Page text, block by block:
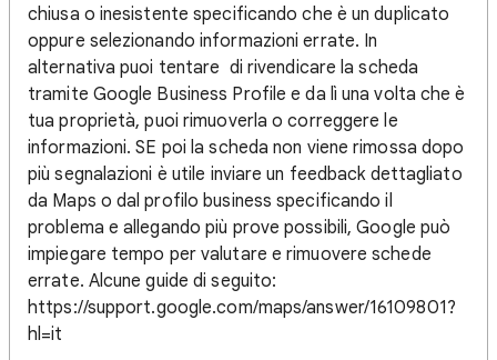
chiusa o inesistente specificando che è un duplicato
oppure selezionando informazioni errate. In
alternativa puoi tentare di rivendicare la scheda
tramite Google Business Profile e da lì una volta che è
tua proprietà, puoi rimuoverla o correggere le
informazioni. SE poi la scheda non viene rimossa dopo
più segnalazioni è utile inviare un feedback dettagliato
da Maps o dal profilo business specificando il
problema e allegando più prove possibili, Google può
impiegare tempo per valutare e rimuovere schede
errate. Alcune guide di seguito:
https://support.google.com/maps/answer/16109801?
hl=it